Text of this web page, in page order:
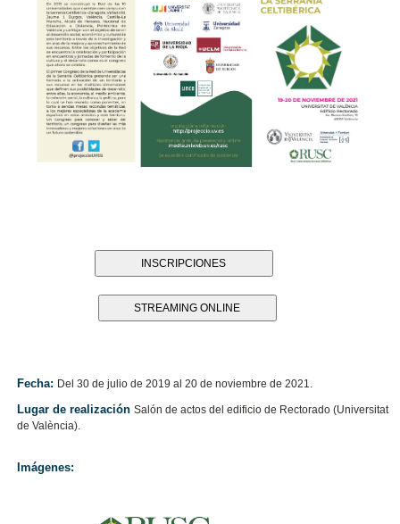
INSCRIPCIONES
STREAMING ONLINE
Fecha: Del 30 de julio de 2019 al 20 de noviembre de 2021.
Lugar de realizaciónSalón de actos del edificio de Rectorado (Universitat
de València).
Imágenes: